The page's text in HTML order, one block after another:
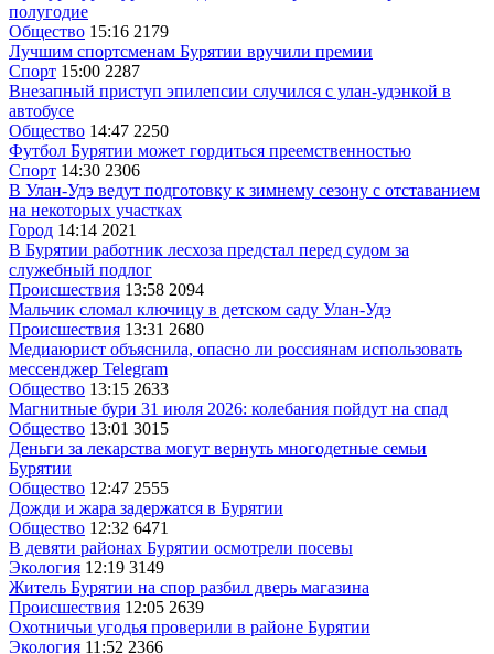
полугодие
Общество 15:16 2179
Лучшим спортсменам Бурятии вручили премии
Спорт 15:00 2287
Внезапный приступ эпилепсии случился с улан-удэнкой в
автобусе
Общество 14:47 2250
Футбол Бурятии может гордиться преемственностью
Спорт 14:30 2306
В Улан-Удэ ведут подготовку к зимнему сезону с отставанием
на некоторых участках
Город 14:14 2021
В Бурятии работник лесхоза предстал перед судом за
служебный подлог
Происшествия 13:58 2094
Мальчик сломал ключицу в детском саду Улан-Удэ
Происшествия 13:31 2680
Медиаюрист объяснила, опасно ли россиянам использовать
мессенджер Telegram
Общество 13:15 2633
Магнитные бури 31 июля 2026: колебания пойдут на спад
Общество 13:01 3015
Деньги за лекарства могут вернуть многодетные семьи
Бурятии
Общество 12:47 2555
Дожди и жара задержатся в Бурятии
Общество 12:32 6471
В девяти районах Бурятии осмотрели посевы
Экология 12:19 3149
Житель Бурятии на спор разбил дверь магазина
Происшествия 12:05 2639
Охотничьи угодья проверили в районе Бурятии
Экология 11:52 2366